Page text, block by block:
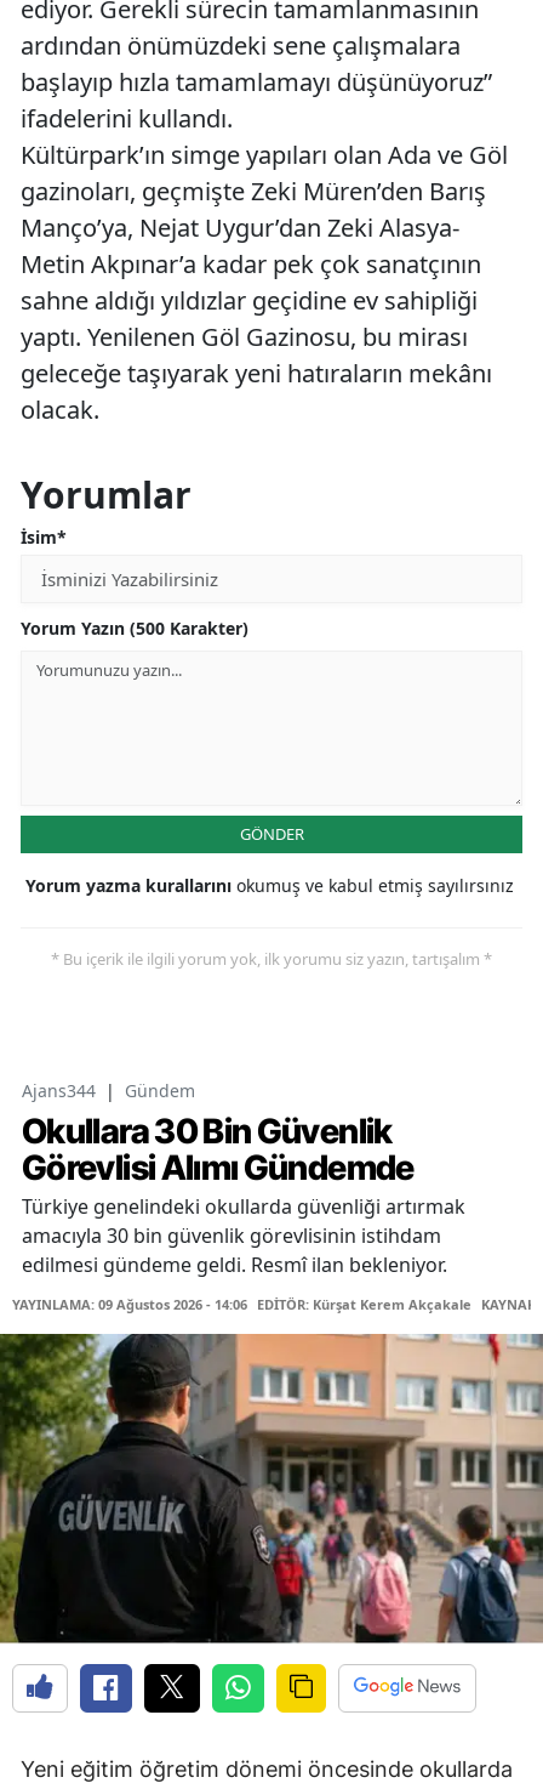
ediyor. Gerekli sürecin tamamlanmasının
ardından önümüzdeki sene çalışmalara
başlayıp hızla tamamlamayı düşünüyoruz”
ifadelerini kullandı.
Kültürpark’ın simge yapıları olan Ada ve Göl
gazinoları, geçmişte Zeki Müren’den Barış
Manço’ya, Nejat Uygur’dan Zeki Alasya-
Metin Akpınar’a kadar pek çok sanatçının
sahne aldığı yıldızlar geçidine ev sahipliği
yaptı. Yenilenen Göl Gazinosu, bu mirası
geleceğe taşıyarak yeni hatıraların mekânı
olacak.
Yorumlar
İsim*
Yorum Yazın (500 Karakter)
GÖNDER
Yorum yazma kurallarını okumuş ve kabul etmiş sayılırsınız
* Bu içerik ile ilgili yorum yok, ilk yorumu siz yazın, tartışalım *
Ajans344 | Gündem
Okullara 30 Bin Güvenlik
Görevlisi Alımı Gündemde
Türkiye genelindeki okullarda güvenliği artırmak
amacıyla 30 bin güvenlik görevlisinin istihdam
edilmesi gündeme geldi. Resmî ilan bekleniyor.
YAYINLAMA: 09 Ağustos 2026 - 14:06 EDİTÖR: Kürşat Kerem Akçakale KAYNAK:
Yeni eğitim öğretim dönemi öncesinde okullarda